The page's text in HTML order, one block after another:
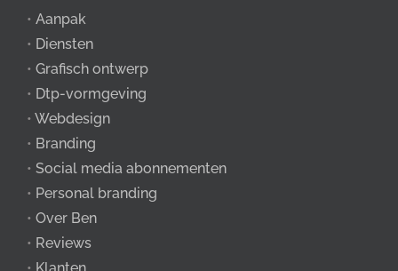
• Aanpak
• Diensten
• Grafisch ontwerp
• Dtp-vormgeving
• Webdesign
• Branding
• Social media abonnementen
• Personal branding
• Over Ben
• Reviews